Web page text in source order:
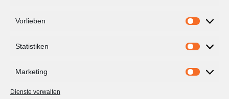
Vorlieben
Vorlieben
Statistiken
Statistiken
Marketing
Marketing
Dienste verwalten